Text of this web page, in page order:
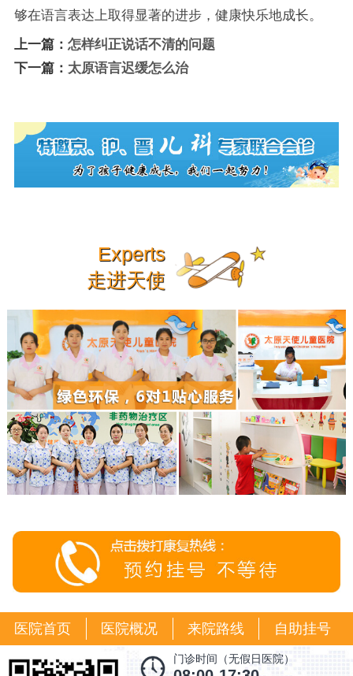
够在语言表达上取得显著的进步，健康快乐地成长。
上一篇： 怎样纠正说话不清的问题
下一篇： 太原语言迟缓怎么治
Experts
走进天使
医院首页 医院概况 来院路线 自助挂号
门诊时间（无假日医院）